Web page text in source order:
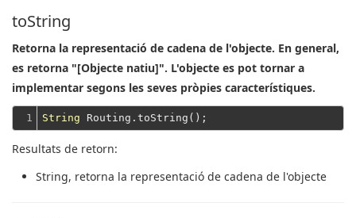
toString
Retorna la representació de cadena de l'objecte. En general,
es retorna "[Objecte natiu]". L'objecte es pot tornar a
implementar segons les seves pròpies característiques.
1 String
Resultats de retorn:
String, retorna la representació de cadena de l'objecte